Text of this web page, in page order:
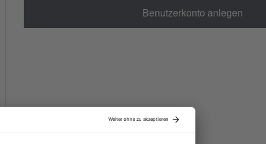
Benutzerkonto anlegen